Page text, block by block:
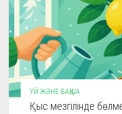
ҮЙ ЖӘНЕ БАҚША
Қыс мезгілінде